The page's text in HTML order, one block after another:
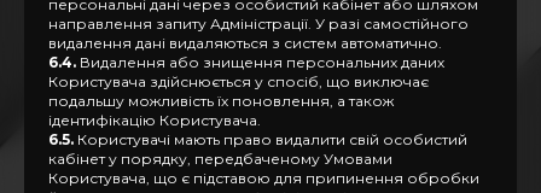
персональні дані через особистий кабінет або шляхом
направлення запиту Адміністрації. У разі самостійного
видалення дані видаляються з систем автоматично.
6.4. Видалення або знищення персональних даних
Користувача здійснюється у спосіб, що виключає
подальшу можливість їх поновлення, а також
ідентифікацію Користувача.
6.5. Користувачі мають право видалити свій особистий
кабінет у порядку, передбаченому Умовами
Користувача, що є підставою для припинення обробки